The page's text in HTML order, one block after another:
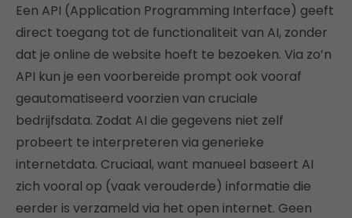
Een API (Application Programming Interface) geeft
direct toegang tot de functionaliteit van AI, zonder
dat je online de website hoeft te bezoeken. Via zo’n
API kun je een voorbereide prompt ook vooraf
geautomatiseerd voorzien van cruciale
bedrijfsdata. Zodat AI die gegevens niet zelf
probeert te interpreteren via generieke
internetdata. Cruciaal, want manueel baseert AI
zich vooral op (vaak verouderde) informatie die
eerder is verzameld via het open internet. Geen